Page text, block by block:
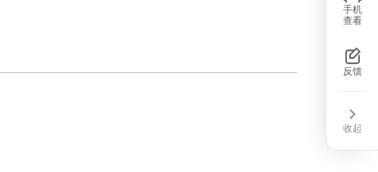
手机
查看
反馈
收起